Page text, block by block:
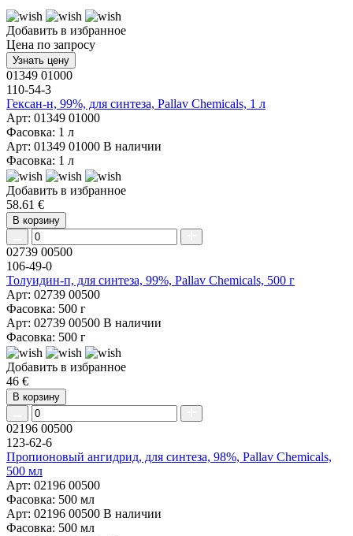
Добавить в избранное
Цена по запросу
Узнать цену
01349 01000
110-54-3
Гексан-н, 99%, для синтеза, Pallav Chemicals, 1 л
Арт: 01349 01000
Фасовка: 1 л
Арт: 01349 01000 В наличии
Фасовка: 1 л
Добавить в избранное
58.61 €
В корзину
02739 00500
106-49-0
Толуидин-п, для синтеза, 99%, Pallav Chemicals, 500 г
Арт: 02739 00500
Фасовка: 500 г
Арт: 02739 00500 В наличии
Фасовка: 500 г
Добавить в избранное
46 €
В корзину
02196 00500
123-62-6
Пропионовый ангидрид, для синтеза, 98%, Pallav Chemicals,
500 мл
Арт: 02196 00500
Фасовка: 500 мл
Арт: 02196 00500 В наличии
Фасовка: 500 мл